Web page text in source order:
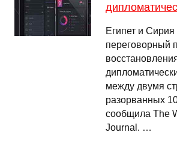
Египет и Сирия
переговорный
между двумя
разорванных
сообщила The
Journal. …